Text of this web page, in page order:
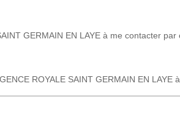
GERMAIN EN LAYE à me contacter
ROYALE SAINT GERMAIN EN LAYE